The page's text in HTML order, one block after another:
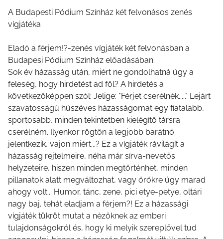
A Budapesti Pódium Színház két felvonásos zenés
vígjátéka
Eladó a férjem!?-zenés vígjáték két felvonásban a
Budapesi Pódium Színház előadásában.
Sok év házasság után, miért ne gondolhatná úgy a
feleség, hogy hirdetést ad föl? A hirdetés a
következőképpen szól: Jelige: "Férjet cserélnék....." Lejárt
szavatosságú húszéves házasságomat egy fiatalabb,
sportosabb, minden tekintetben kielégítő társra
cserélném. Ilyenkor rögtön a legjobb barátnő
jelentkezik, vajon miért...? Ez a vígjáték rávilágít a
házasság rejtelmeire, néha már sírva-nevetős
helyzeteire, hiszen minden megtörténhet, minden
pillanatok alatt megváltozhat, vagy örökre úgy marad
ahogy volt... Humor, tánc, zene, pici etye-petye, oltári
nagy baj, tehát eladjam a férjem?! Ez a házassági
vígjáték tükröt mutat a nézőknek az emberi
tulajdonságokról és, hogy ki melyik szereplővel tud